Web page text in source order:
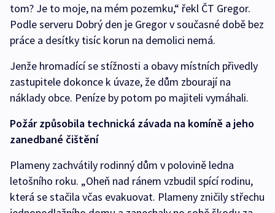
tom? Je to moje, na mém pozemku,“ řekl ČT Gregor.
Podle serveru Dobrý den je Gregor v současné době bez
práce a desítky tisíc korun na demolici nemá.
Jenže hromadící se stížnosti a obavy místních přivedly
zastupitele dokonce k úvaze, že dům zbourají na
náklady obce. Peníze by potom po majiteli vymáhali.
Požár způsobila technická závada na komíně a jeho
zanedbané čištění
Plameny zachvátily rodinný dům v polovině ledna
letošního roku. „Oheň nad ránem vzbudil spící rodinu,
která se stačila včas evakuovat. Plameny zničily střechu